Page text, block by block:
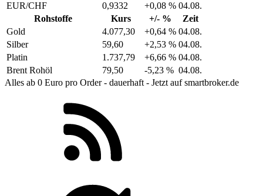
EUR/CHF
0,9332 +0,08 % 04.08.
Rohstoffe
Kurs +/- %
Zeit
Gold
4.077,30 +0,64 % 04.08.
Silber
59,60 +2,53 % 04.08.
Platin
1.737,79 +6,66 % 04.08.
Brent Rohöl
79,50 -5,23 % 04.08.
Alles ab 0 Euro pro Order - dauerhaft - Jetzt auf smartbroker.de